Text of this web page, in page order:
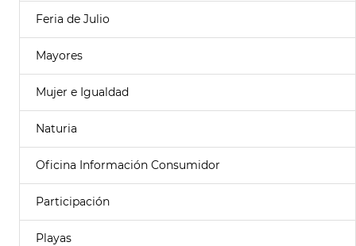
Feria de Julio
Mayores
Mujer e Igualdad
Naturia
Oficina Información Consumidor
Participación
Playas